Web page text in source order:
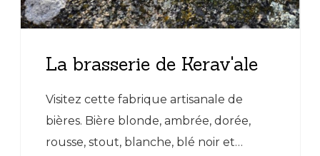
La brasserie de Kerav'ale
Visitez cette fabrique artisanale de
bières. Bière blonde, ambrée, dorée,
rousse, stout, blanche, blé noir et